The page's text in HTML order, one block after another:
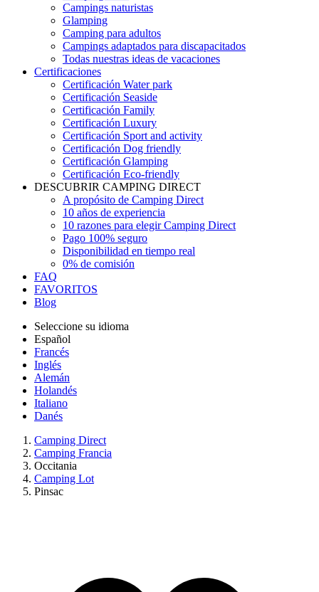
Campings naturistas
Glamping
Camping para adultos
Campings adaptados para discapacitados
Todas nuestras ideas de vacaciones
Certificaciones
Certificación Water park
Certificación Seaside
Certificación Family
Certificación Luxury
Certificación Sport and activity
Certificación Dog friendly
Certificación Glamping
Certificación Eco-friendly
DESCUBRIR CAMPING DIRECT
A propósito de Camping Direct
10 años de experiencia
10 razones para elegir Camping Direct
Pago 100% seguro
Disponibilidad en tiempo real
0% de comisión
FAQ
FAVORITOS
Blog
Seleccione su idioma
Español
Francés
Inglés
Alemán
Holandés
Italiano
Danés
Camping Direct
Camping Francia
Occitania
Camping Lot
Pinsac